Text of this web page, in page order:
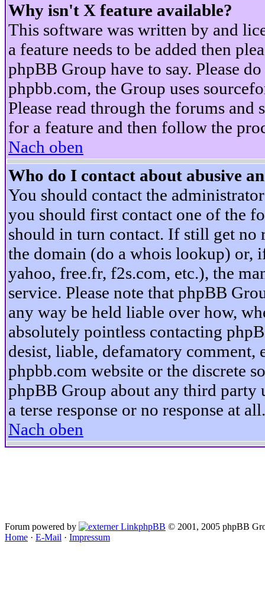
Why isn't X feature available?
This software was written by and
a feature needs to be added then
phpBB Group have to say. Please
phpbb.com, the Group uses
Please read through the forums
for a feature and then follow the
Nach oben
Who do I contact about abusive
You should contact the
you should first contact one of the
should in turn contact. If still get no
the domain (do a whois lookup) or,
yahoo, free.fr, f2s.com, etc.), the
service. Please note that phpBB
any way be held liable over how,
absolutely pointless contacting
desist, liable, defamatory
phpbb.com website or the discrete
phpBB Group about any third party
a terse response or no response at all.
Nach oben
Forum powered by phpBB © 2001, 2005 phpBB
Home · E-Mail · Impressum